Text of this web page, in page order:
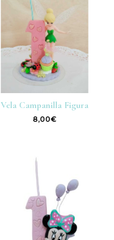
Vela Campanilla Figura
8,00€